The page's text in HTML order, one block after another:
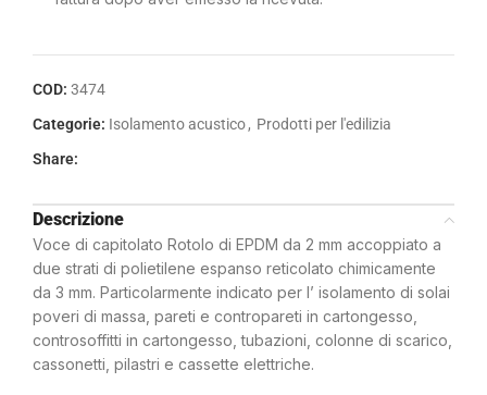
COD: 3474
Categorie: Isolamento acustico, Prodotti per l'edilizia
Share:
Descrizione
Voce di capitolato Rotolo di EPDM da 2 mm accoppiato a
due strati di polietilene espanso reticolato chimicamente
da 3 mm. Particolarmente indicato per l’ isolamento di solai
poveri di massa, pareti e contropareti in cartongesso,
controsoffitti in cartongesso, tubazioni, colonne di scarico,
cassonetti, pilastri e cassette elettriche.